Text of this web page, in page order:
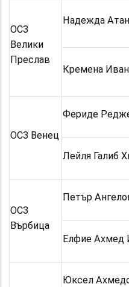
ОСЗ
Велики
Преслав
Надежда
Кремена
ОСЗ Венец
Фериде
Лейля Галиб
ОСЗ
Върбица
Петър
Елфие Ахмед
Юксел